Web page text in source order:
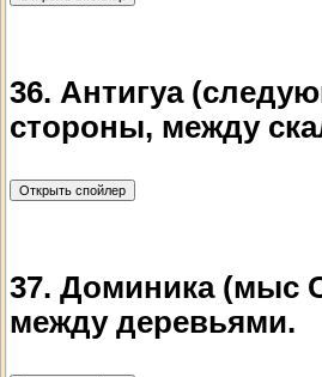
36. Антигуа
стороны, между
37. Доминика (мыс
между деревьями.